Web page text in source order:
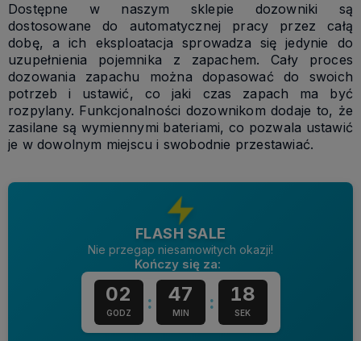
Dostępne w naszym sklepie dozowniki są
dostosowane do automatycznej pracy przez całą
dobę, a ich eksploatacja sprowadza się jedynie do
uzupełnienia pojemnika z zapachem. Cały proces
dozowania zapachu można dopasować do swoich
potrzeb i ustawić, co jaki czas zapach ma być
rozpylany. Funkcjonalności dozownikom dodaje to, że
zasilane są wymiennymi bateriami, co pozwala ustawić
je w dowolnym miejscu i swobodnie przestawiać.
FLASH SALE
Nie przegap niesamowitych okazji!
Kończy się za:
02
GODZ : 47
MIN : 17
SEK